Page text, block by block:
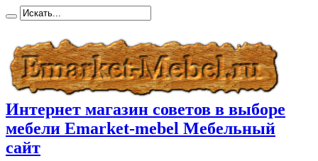
Интернет магазин советов в выборе
мебели Emarket-mebel Мебельный
сайт